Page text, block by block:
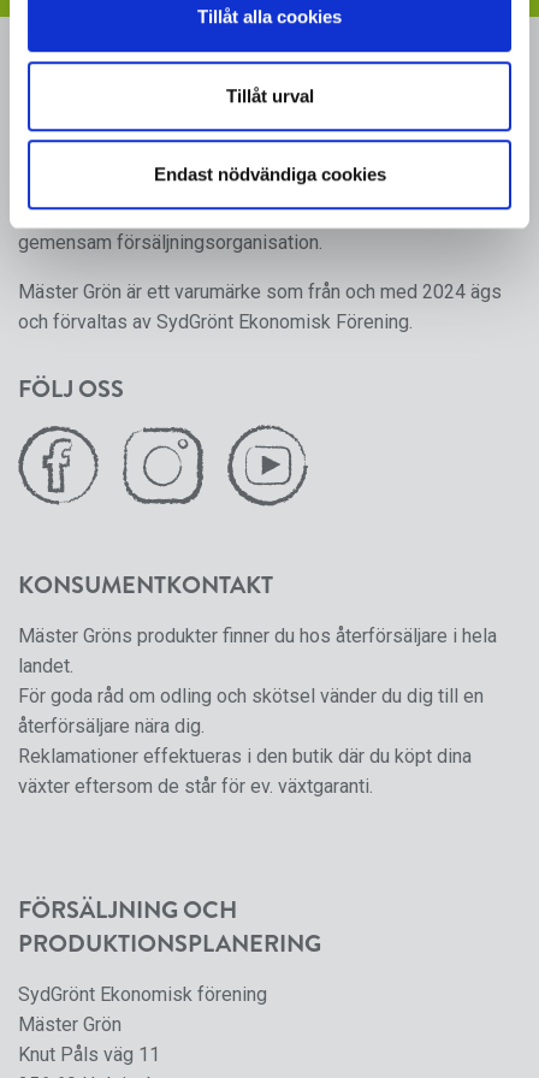
Tillåt alla cookies
Tillåt urval
Endast nödvändiga cookies
MÄSTER GRÖN
Sveriges i särklass största, tillika odlarägda, leverantör av
kruk- och utplanteringsväxter. Mäster Gröns rötter går
tillbaka till 1950-talet, då ett antal producenter av frukt,
grönsaker och prydnadsväxter gick ihop för att skapa en
gemensam försäljningsorganisation.
Mäster Grön är ett varumärke som från och med 2024 ägs
och förvaltas av SydGrönt Ekonomisk Förening.
FÖLJ OSS
KONSUMENTKONTAKT
Mäster Gröns produkter finner du hos återförsäljare i hela
landet.
För goda råd om odling och skötsel vänder du dig till en
återförsäljare nära dig.
Reklamationer effektueras i den butik där du köpt dina
växter eftersom de står för ev. växtgaranti.
FÖRSÄLJNING OCH
PRODUKTIONSPLANERING
SydGrönt Ekonomisk förening
Mäster Grön
Knut Påls väg 11